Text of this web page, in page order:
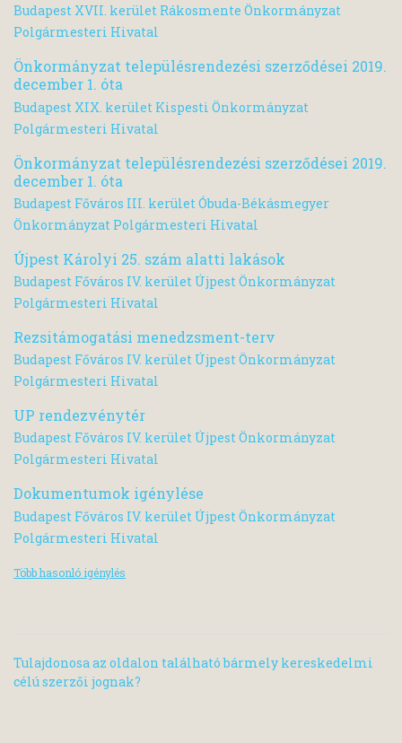
Budapest XVII. kerület Rákosmente Önkormányzat
Polgármesteri Hivatal
Önkormányzat településrendezési szerződései 2019.
december 1. óta
Budapest XIX. kerület Kispesti Önkormányzat
Polgármesteri Hivatal
Önkormányzat településrendezési szerződései 2019.
december 1. óta
Budapest Főváros III. kerület Óbuda-Békásmegyer
Önkormányzat Polgármesteri Hivatal
Újpest Károlyi 25. szám alatti lakások
Budapest Főváros IV. kerület Újpest Önkormányzat
Polgármesteri Hivatal
Rezsitámogatási menedzsment-terv
Budapest Főváros IV. kerület Újpest Önkormányzat
Polgármesteri Hivatal
UP rendezvénytér
Budapest Főváros IV. kerület Újpest Önkormányzat
Polgármesteri Hivatal
Dokumentumok igénylése
Budapest Főváros IV. kerület Újpest Önkormányzat
Polgármesteri Hivatal
Több hasonló igénylés
Tulajdonosa az oldalon található bármely kereskedelmi
célú szerzői jognak?